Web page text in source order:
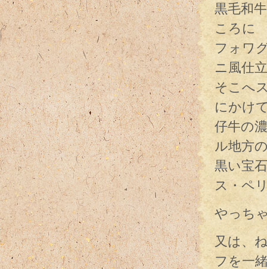
黒毛和
ころに
フォワ
ニ風仕
そこへ
にかけ
仔牛の
ル地方
黒い宝
ス・ペ
やっち
又は、
フを一